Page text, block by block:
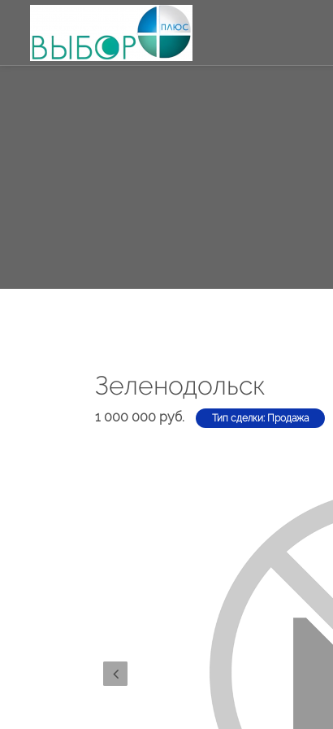
Зеленодольск
1 000 000 руб. Тип сделки: Продажа